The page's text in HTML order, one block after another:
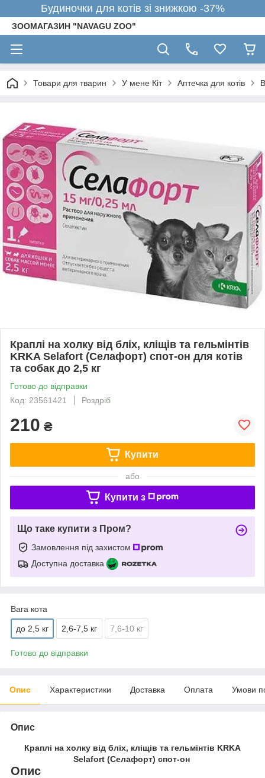
Будиночки для котів зі знижкою -37%
ЗООМАГАЗИН "NAVAGU ZOO"
Товари для тварин У мене Кіт Аптечка для котів
Краплі на холку від бліх, кліщів та гельмінтів
KRKA Selafort (Селафорт) спот-он для котів
та собак до 2,5 кг
Готово до відправки
Код: 23561421
Роздріб
210 ₴
Купити
або
Купити з
Що таке купити з Пром?
Замовлення під захистом
Доступна доставка
Вага кота
до 2,5 кг 2,6-7,5 кг 7,6-10 кг
Готово до відправки
Опис Характеристики Доставка Оплата Умови
Опис
Краплі на холку від бліх, кліщів та гельмінтів KRKA
Selafort (Селафорт) спот-он
Опис